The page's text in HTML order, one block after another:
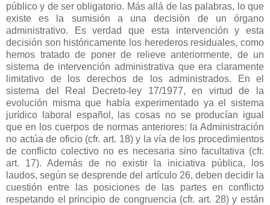
público y de ser obligatorio. Más allá de las palabras, lo que
existe es la sumisión a una decisión de un órgano
administrativo. Es verdad que esta intervención y esta
decisión son históricamente los herederos residuales, como
hemos tratado de poner de relieve anteriormente, de un
sistema de intervención administrativa que era claramente
limitativo de los derechos de los administrados. En el
sistema del Real Decreto-ley 17/1977, en virtud de la
evolución misma que había experimentado ya el sistema
jurídico laboral español, las cosas no se producían igual
que en los cuerpos de normas anteriores: la Administración
no actúa de oficio (cfr. art. 18) y la vía de los procedimientos
de conflicto colectivo no es necesaria sino facultativa (cfr.
art. 17). Además de no existir la iniciativa pública, los
laudos, según se desprende del artículo 26, deben decidir la
cuestión entre las posiciones de las partes en conflicto
respetando el principio de congruencia (cfr. art. 28) y están